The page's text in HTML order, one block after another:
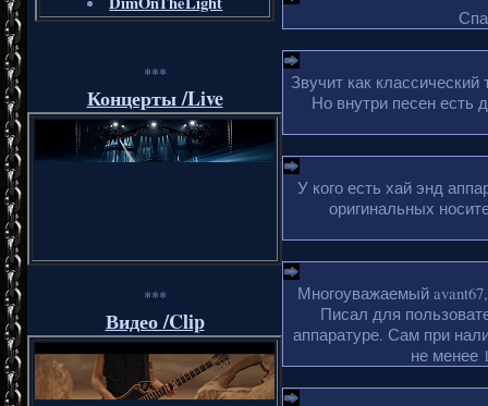
***
Концерты /Live
***
Видео /Clip
Звучит как
Но внутри песен есть
У кого есть хай энд
оригинальных
Многоуважаемый
Писал для
аппаратуре. Сам при
не менее